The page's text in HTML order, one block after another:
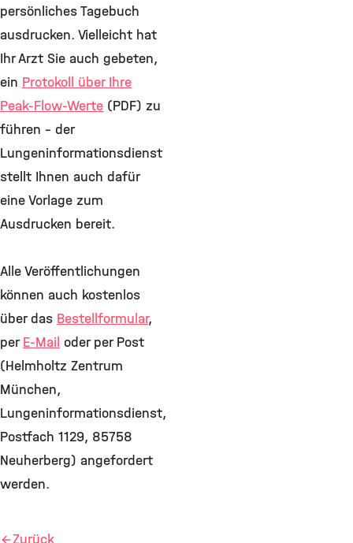
persönliches Tagebuch
ausdrucken. Vielleicht hat
Ihr Arzt Sie auch gebeten,
ein Protokoll über Ihre
Peak-Flow-Werte (PDF) zu
führen – der
Lungeninformationsdienst
stellt Ihnen auch dafür
eine Vorlage zum
Ausdrucken bereit.
Alle Veröffentlichungen
können auch kostenlos
über das Bestellformular,
perE-Mail oder per Post
(Helmholtz Zentrum
München,
Lungeninformationsdienst,
Postfach 1129, 85758
Neuherberg) angefordert
werden.
Zurück